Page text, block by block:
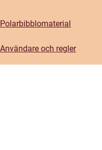
Polarbibblomaterial
Användare och regler